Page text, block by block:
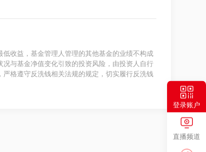
登录账户
直播频道
收益，基金管理人管理的其他基金的业绩不构成
与基金净值变化引致的投资风险，由投资人自行
格遵守反洗钱相关法规的规定，切实履行反洗钱